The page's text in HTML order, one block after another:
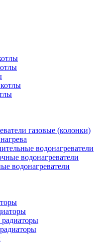
газовые (колонки)
водонагреватели
водонагреватели
водонагреватели